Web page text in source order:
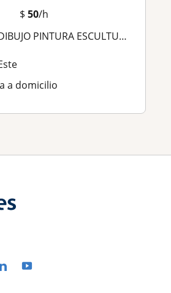
$ 50/h
ESCULTURA HISTORIA DEL ARTE
a domicilio